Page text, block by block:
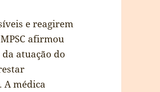
e reagirem
afirmou
atuação do
A médica